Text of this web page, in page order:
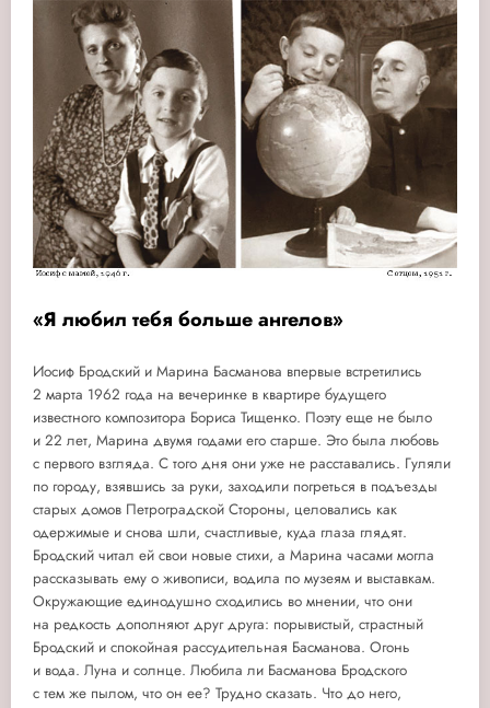
«Я любил тебя больше ангелов»
Иосиф Бродский и Марина Басманова впервые встретились
2 марта 1962 года на вечеринке в квартире будущего
известного композитора Бориса Тищенко. Поэту еще не было
и 22 лет, Марина двумя годами его старше. Это была любовь
с первого взгляда. С того дня они уже не расставались. Гуляли
по городу, взявшись за руки, заходили погреться в подъезды
старых домов Петроградской Стороны, целовались как
одержимые и снова шли, счастливые, куда глаза глядят.
Бродский читал ей свои новые стихи, а Марина часами могла
рассказывать ему о живописи, водила по музеям и выставкам.
Окружающие единодушно сходились во мнении, что они
на редкость дополняют друг друга: порывистый, страстный
Бродский и спокойная рассудительная Басманова. Огонь
и вода. Луна и солнце. Любила ли Басманова Бродского
с тем же пылом, что он ее? Трудно сказать. Что до него,